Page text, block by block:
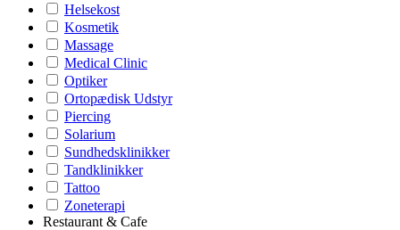
Helsekost
Kosmetik
Massage
Medical Clinic
Optiker
Ortopædisk Udstyr
Piercing
Solarium
Sundhedsklinikker
Tandklinikker
Tattoo
Zoneterapi
Restaurant & Cafe